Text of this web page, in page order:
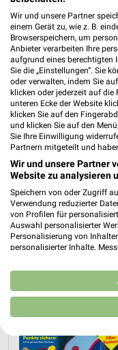
Lidl Prospekt
03.08.
Gültig von 03. Aug.
📅 Kalendereintrag
ANGEBOTE AB MONTAG
Wir und unsere Partner
einem Gerät zu, wie z. B.
Browserspeichern, um
Anbieter verarbeiten Ihre
aufgrund eines berechtigten
Sie die „Einstellungen“. Sie
oder verwalten, indem Sie
klicken oder jederzeit auf die
unteren Ecke der Website
klicken Sie auf den
und klicken Sie auf den
Sie Ihre Einwilligung
Partnern mitgeteilt und
Wir und unsere Partner
Website zu analysieren
Speichern von oder Zugriff
Verwendung reduzierter
von Profilen für
Auswahl personalisierter
Personalisierung von
personalisierter Inhalte.
Kombinationen von Daten
Verbesserung der
von Inhalten.
Daten können außerhalb der
Website/App.